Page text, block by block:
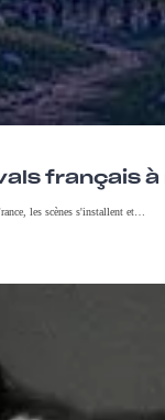
français
les scènes s'installent et…